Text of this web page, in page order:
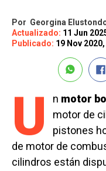
Por Georgina
Actualizado: 11 Jun
Publicado: 19 Nov
U n motor
motor de
pistones
de motor de
cilindros están